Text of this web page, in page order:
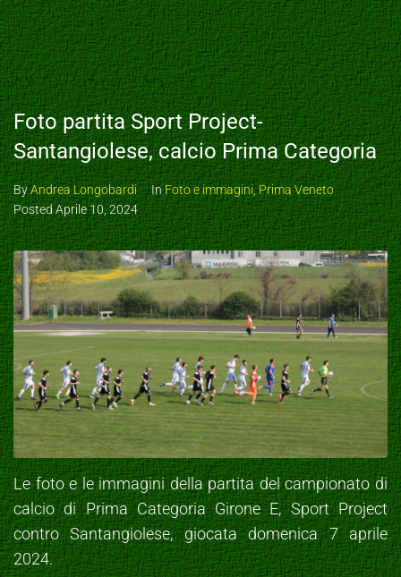
Foto partita Sport Project-
Santangiolese, calcio Prima Categoria
ByAndrea Longobardi InFoto e immagini,Prima Veneto
PostedAprile 10, 2024
Le foto e le immagini della partita del campionato di
calcio di Prima Categoria Girone E, Sport Project
contro Santangiolese, giocata domenica 7 aprile
2024.